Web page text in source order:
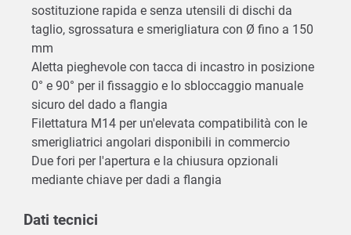
sostituzione rapida e senza utensili di dischi da
taglio, sgrossatura e smerigliatura con Ø fino a 150
mm
Aletta pieghevole con tacca di incastro in posizione
0° e 90° per il fissaggio e lo sbloccaggio manuale
sicuro del dado a flangia
Filettatura M14 per un'elevata compatibilità con le
smerigliatrici angolari disponibili in commercio
Due fori per l'apertura e la chiusura opzionali
mediante chiave per dadi a flangia
Dati tecnici